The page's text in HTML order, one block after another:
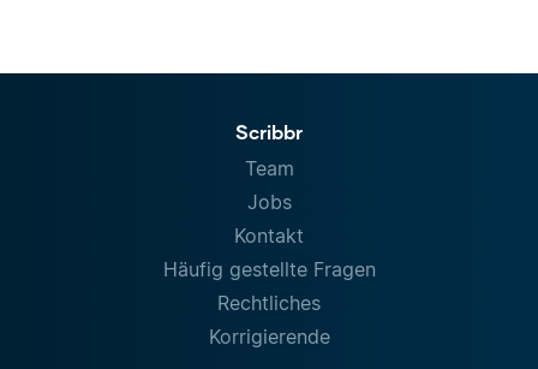
Scribbr
Team
Jobs
Kontakt
Häufig gestellte Fragen
Rechtliches
Korrigierende